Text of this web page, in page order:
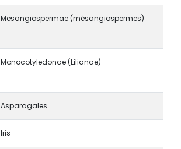
Mesangiospermae (mésangiospermes)
Monocotyledonae (Lilianae)
Asparagales
Iris